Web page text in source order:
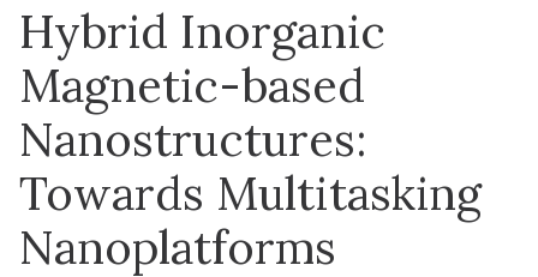
Hybrid Inorganic
Magnetic-based
Nanostructures:
Towards Multitasking
Nanoplatforms